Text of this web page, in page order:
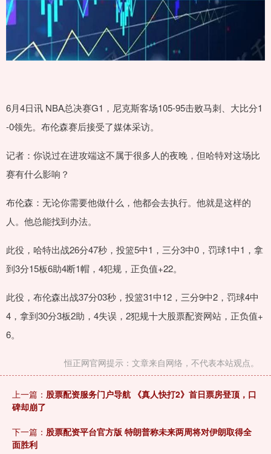
6月4日讯 NBA总决赛G1，尼克斯客场105-95击败马刺、大比分1
-0领先。布伦森赛后接受了媒体采访。
记者：你说过在进攻端这不属于很多人的夜晚，但哈特对这场比
赛有什么影响？
布伦森：无论你需要他做什么，他都会去执行。他就是这样的
人。他总能找到办法。
此役，哈特出战26分47秒，投篮5中1，三分3中0，罚球1中1，拿
到3分15板6助4断1帽，4犯规，正负值+22。
此役，布伦森出战37分03秒，投篮31中12，三分9中2，罚球4中
4，拿到30分3板2助，4失误，2犯规十大股票配资网站，正负值+
6。
恒正网官网提示：文章来自网络，不代表本站观点。
上一篇： 股票配资服务门户导航 《真人快打2》首日票房登顶，口
碑却崩了
下一篇： 股票配资平台官方版 特朗普称未来两周将对伊朗取得全
面胜利